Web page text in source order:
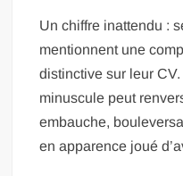
Un chiffre inattendu :
mentionnent une
distinctive sur leur
minuscule peut
embauche,
en apparence joué